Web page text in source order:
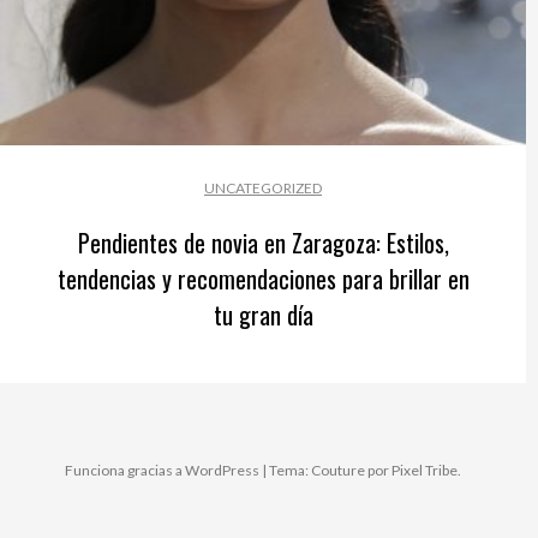
UNCATEGORIZED
Pendientes de novia en Zaragoza: Estilos,
tendencias y recomendaciones para brillar en
tu gran día
Funciona gracias a WordPress | Tema: Couture por Pixel Tribe